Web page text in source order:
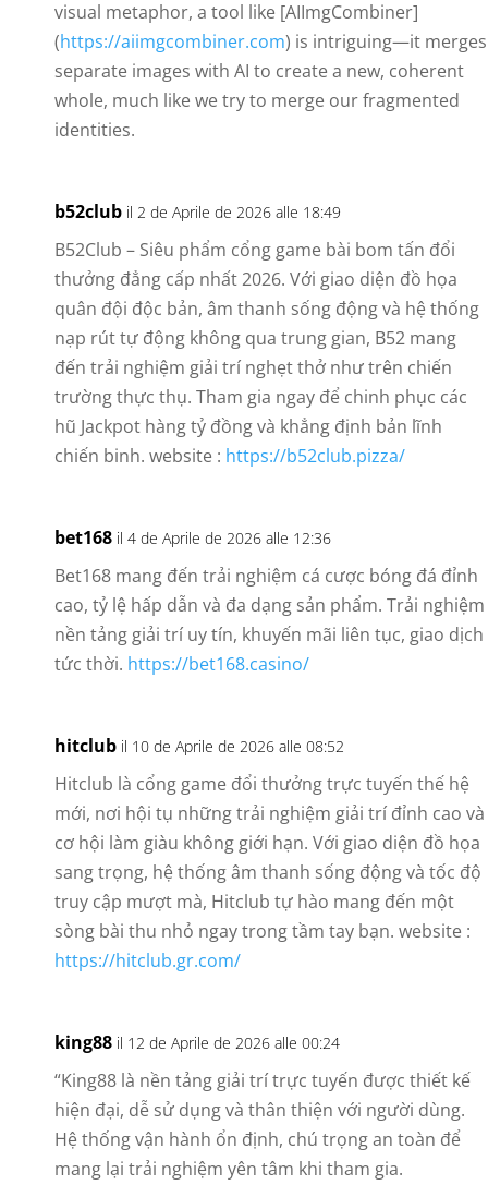
visual metaphor, a tool like [AIImgCombiner]
(https://aiimgcombiner.com) is intriguing—it merges
separate images with AI to create a new, coherent
whole, much like we try to merge our fragmented
identities.
b52club il 2 de Aprile de 2026 alle 18:49
B52Club – Siêu phẩm cổng game bài bom tấn đổi
thưởng đẳng cấp nhất 2026. Với giao diện đồ họa
quân đội độc bản, âm thanh sống động và hệ thống
nạp rút tự động không qua trung gian, B52 mang
đến trải nghiệm giải trí nghẹt thở như trên chiến
trường thực thụ. Tham gia ngay để chinh phục các
hũ Jackpot hàng tỷ đồng và khẳng định bản lĩnh
chiến binh. website : https://b52club.pizza/
bet168 il 4 de Aprile de 2026 alle 12:36
Bet168 mang đến trải nghiệm cá cược bóng đá đỉnh
cao, tỷ lệ hấp dẫn và đa dạng sản phẩm. Trải nghiệm
nền tảng giải trí uy tín, khuyến mãi liên tục, giao dịch
tức thời. https://bet168.casino/
hitclub il 10 de Aprile de 2026 alle 08:52
Hitclub là cổng game đổi thưởng trực tuyến thế hệ
mới, nơi hội tụ những trải nghiệm giải trí đỉnh cao và
cơ hội làm giàu không giới hạn. Với giao diện đồ họa
sang trọng, hệ thống âm thanh sống động và tốc độ
truy cập mượt mà, Hitclub tự hào mang đến một
sòng bài thu nhỏ ngay trong tầm tay bạn. website :
https://hitclub.gr.com/
king88 il 12 de Aprile de 2026 alle 00:24
“King88 là nền tảng giải trí trực tuyến được thiết kế
hiện đại, dễ sử dụng và thân thiện với người dùng.
Hệ thống vận hành ổn định, chú trọng an toàn để
mang lại trải nghiệm yên tâm khi tham gia.